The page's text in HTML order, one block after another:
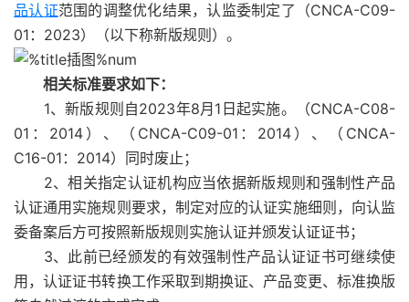
品认证范围的调整优化结果，认监委制定了（CNCA-C09-
01：2023）（以下称新版规则）。
相关标准要求如下：
1、新版规则自2023年8月1日起实施。（CNCA-C08-
01：2014）、（CNCA-C09-01：2014）、（CNCA-
C16-01：2014）同时废止；
2、相关指定认证机构应当依据新版规则和强制性产品
认证通用实施规则要求，制定对应的认证实施细则，向认监
委备案后方可按照新版规则实施认证并颁发认证证书；
3、此前已经颁发的有效强制性产品认证证书可继续使
用，认证证书转换工作采取到期换证、产品变更、标准换版